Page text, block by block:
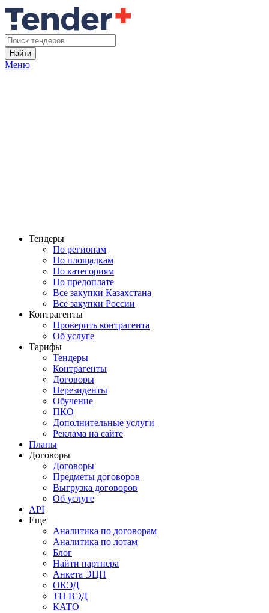
Найти
Меню
Тендеры
По регионам
По площадкам
По категориям
По предоплате
Все закупки Казахстана
Все закупки России
Контрагенты
Проверить контрагента
Об услуге
Тарифы
Тендеры
Контрагенты
Договоры
Нерезиденты
Обучение
ПКО
Дополнительные услуги
Реклама на сайте
Планы
Договоры
Договоры
Предметы договоров
Выгрузка договоров
Об услуге
API
Еще
Аналитика по договорам
Аналитика по лотам
Блог
Найти партнера
Анкета ЭЦП
ОКЭД
ТН ВЭД
КАТО